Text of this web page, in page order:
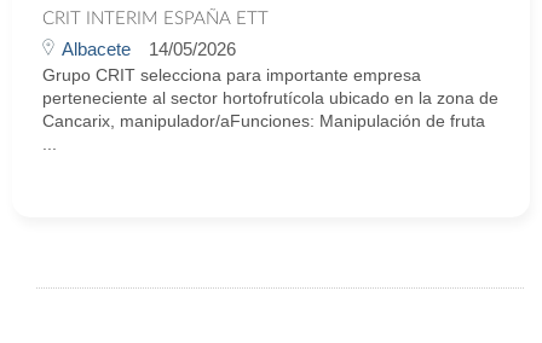
CRIT INTERIM ESPAÑA ETT
Albacete 14/05/2026
Grupo CRIT selecciona para importante empresa
perteneciente al sector hortofrutícola ubicado en la zona de
Cancarix, manipulador/aFunciones: Manipulación de fruta